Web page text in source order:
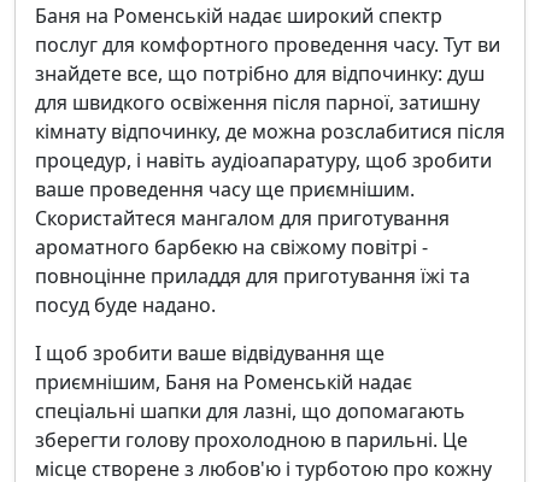
Баня на Роменській надає широкий спектр
послуг для комфортного проведення часу. Тут ви
знайдете все, що потрібно для відпочинку: душ
для швидкого освіження після парної, затишну
кімнату відпочинку, де можна розслабитися після
процедур, і навіть аудіоапаратуру, щоб зробити
ваше проведення часу ще приємнішим.
Скористайтеся мангалом для приготування
ароматного барбекю на свіжому повітрі -
повноцінне приладдя для приготування їжі та
посуд буде надано.
І щоб зробити ваше відвідування ще
приємнішим, Баня на Роменській надає
спеціальні шапки для лазні, що допомагають
зберегти голову прохолодною в парильні. Це
місце створене з любов'ю і турботою про кожну